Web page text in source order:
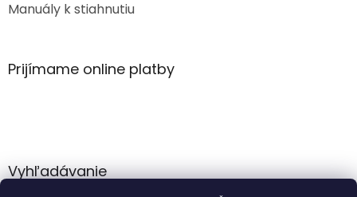
Manuály k stiahnutiu
Prijímame online platby
Vyhľadávanie